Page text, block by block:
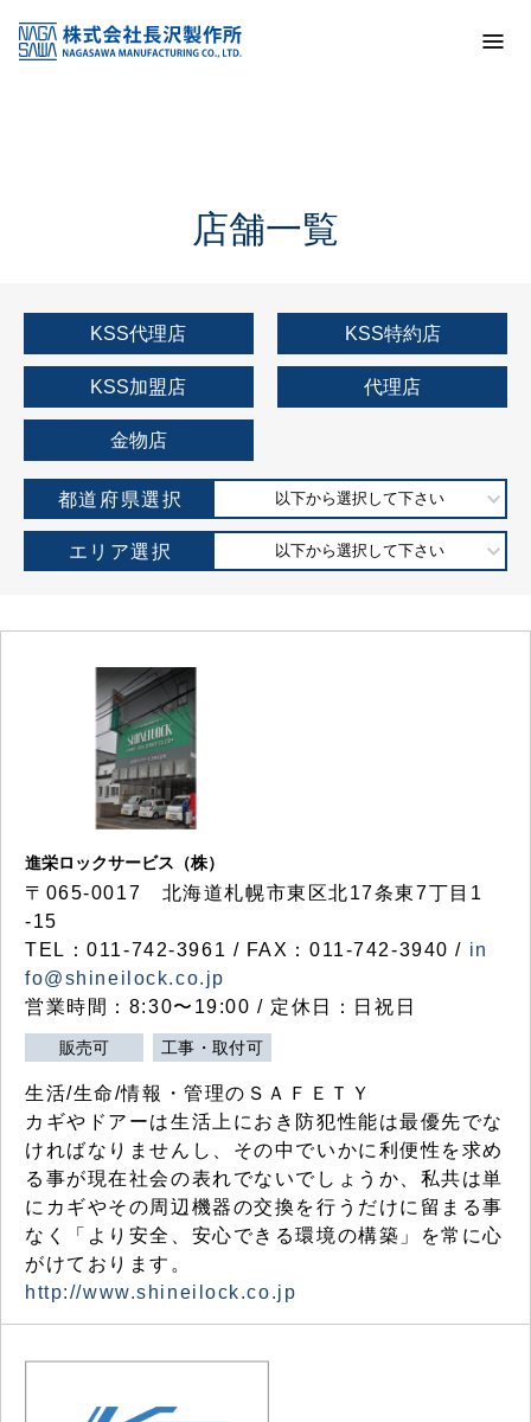
KSS加盟店・取扱店情報
店舗一覧
店舗一覧
KSS代理店 KSS特約店
KSS加盟店 代理店
金物店
都道府県選択 以下から選択して下さい
エリア選択 以下から選択して下さい
進栄ロックサービス（株）
〒065-0017 北海道札幌市東区北17条東7丁目1
-15
TEL：011-742-3961 / FAX：011-742-3940 / in
fo@shineilock.co.jp
営業時間：8:30〜19:00 / 定休日：日祝日
販売可 工事・取付可
生活/生命/情報・管理のＳＡＦＥＴＹ
カギやドアーは生活上におき防犯性能は最優先でな
ければなりませんし、その中でいかに利便性を求め
る事が現在社会の表れでないでしょうか、私共は単
にカギやその周辺機器の交換を行うだけに留まる事
なく「より安全、安心できる環境の構築」を常に心
がけております。
http://www.shineilock.co.jp